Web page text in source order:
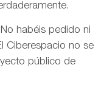
habéis pedido ni
Ciberespacio no se
público de